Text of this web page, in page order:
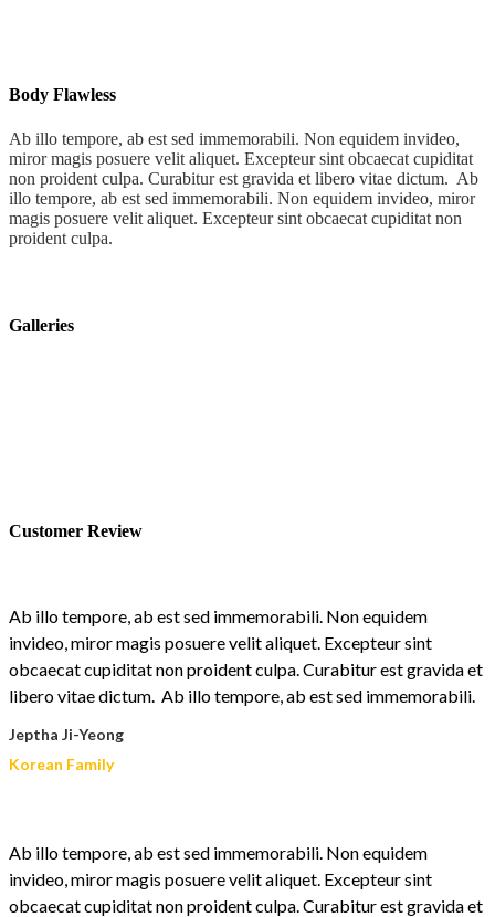
Body Flawless
Ab illo tempore, ab est sed immemorabili. Non equidem invideo,
miror magis posuere velit aliquet. Excepteur sint obcaecat cupiditat
non proident culpa. Curabitur est gravida et libero vitae dictum. Ab
illo tempore, ab est sed immemorabili. Non equidem invideo, miror
magis posuere velit aliquet. Excepteur sint obcaecat cupiditat non
proident culpa.
Galleries
Customer Review
Ab illo tempore, ab est sed immemorabili. Non equidem
invideo, miror magis posuere velit aliquet. Excepteur sint
obcaecat cupiditat non proident culpa. Curabitur est gravida et
libero vitae dictum. Ab illo tempore, ab est sed immemorabili.
Jeptha Ji-Yeong
Korean Family
Ab illo tempore, ab est sed immemorabili. Non equidem
invideo, miror magis posuere velit aliquet. Excepteur sint
obcaecat cupiditat non proident culpa. Curabitur est gravida et